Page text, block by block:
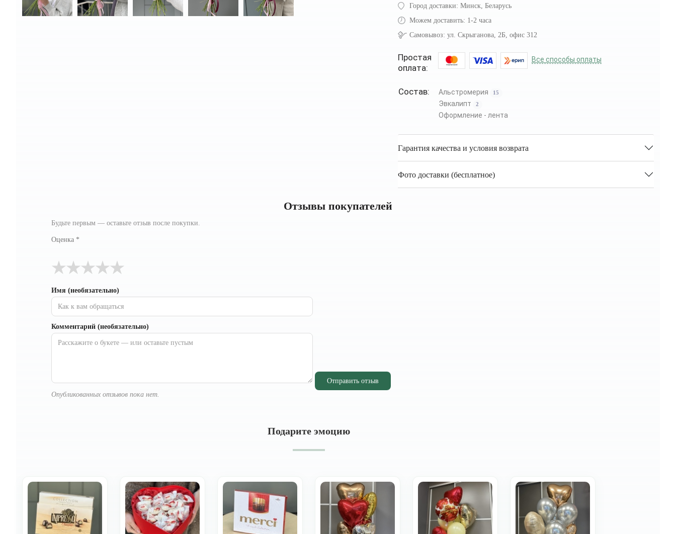
Город доставки: Минск, Беларусь
Можем доставить: 1-2 часа
Самовывоз: ул. Скрыганова, 2Б, офис 312
Простая
оплата:
Все способы оплаты
Состав: Альстромерия 15
Эвкалипт 2
Оформление - лента
Гарантия качества и условия возврата
Фото доставки (бесплатное)
Отзывы покупателей
Будьте первым — оставьте отзыв после покупки.
Оценка *
★
★
★
★
★
Имя (необязательно)
Комментарий (необязательно)
Отправить отзыв
Опубликованных отзывов пока нет.
Подарите эмоцию